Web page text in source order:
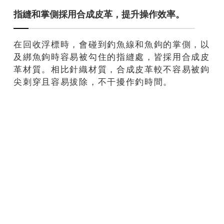
指縫和掌側採用合成皮革，提升操作效率。
在回收浮標時，會碰到釣魚線和魚鉤的掌側，以
及綁魚鉤時容易被勾住的指縫處，皆採用合成皮
革材質。相比針織材質，合成皮革較不容易被鉤
尖刺穿且容易拔除，不干擾作釣時間。